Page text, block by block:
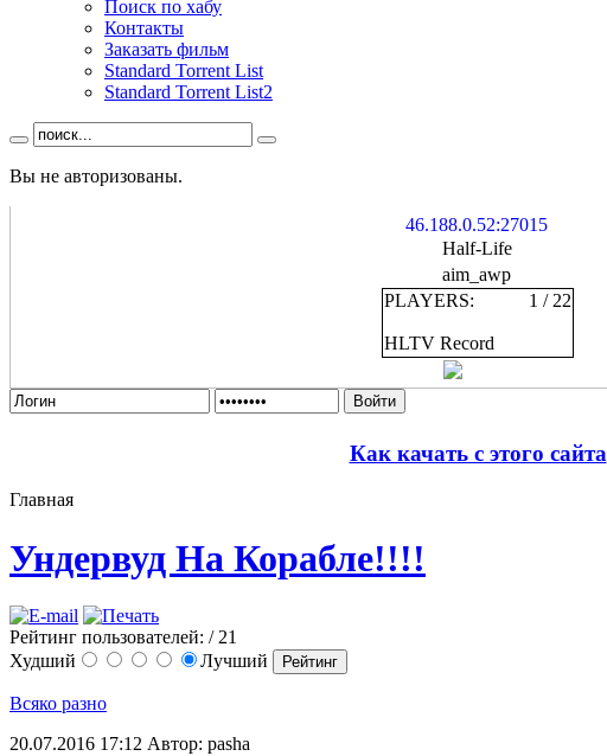
Поиск по хабу
Контакты
Заказать фильм
Standard Torrent List
Standard Torrent List2
Вы не авторизованы.
46.188.0.52:27015
Half-Life
aim_awp
PLAYERS:
1 / 22
HLTV Record
Войти
Как качать с этого сайта
Главная
Ундервуд На Корабле!!!!
Рейтинг пользователей: / 21
Худший
Лучший
Всяко разно
20.07.2016 17:12 Автор: pasha